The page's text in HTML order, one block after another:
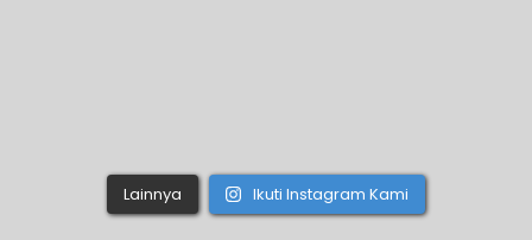
Lainnya Ikuti Instagram Kami